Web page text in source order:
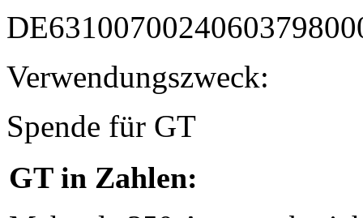
Verwendungszweck:
Spende für GT
GT in Zahlen: